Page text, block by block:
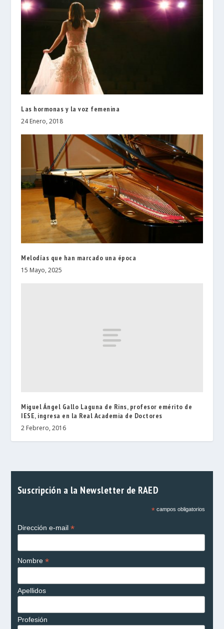
Las hormonas y la voz femenina
24 Enero, 2018
Melodías que han marcado una época
15 Mayo, 2025
Miguel Ángel Gallo Laguna de Rins, profesor emérito de
IESE, ingresa en la Real Academia de Doctores
2 Febrero, 2016
Suscripción a la Newsletter de RAED
*campos obligatorios
Dirección e-mail *
Nombre *
Apellidos
Profesión